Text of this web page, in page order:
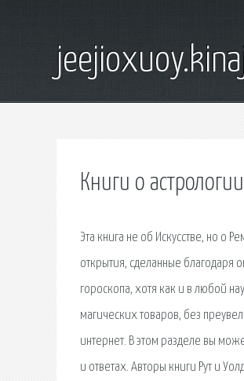
Книги о
Эта книга не об Искусстве, но о
открытия, сделанные
гороскопа, хотя как и в любой
магических товаров, без
интернет. В этом разделе вы
и ответах. Авторы книги Рут и